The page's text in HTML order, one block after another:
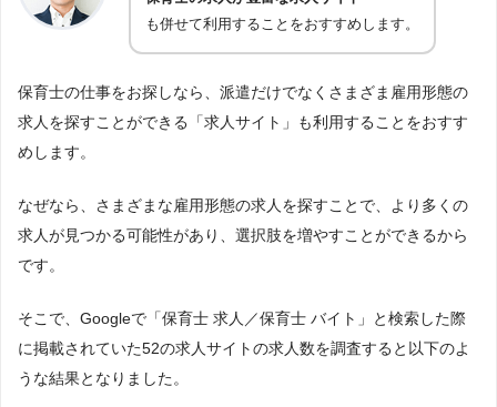
も併せて利用することをおすすめします。
保育士の仕事をお探しなら、派遣だけでなくさまざま雇用形態の
求人を探すことができる「求人サイト」も利用することをおすす
めします。
なぜなら、さまざまな雇用形態の求人を探すことで、より多くの
求人が見つかる可能性があり、選択肢を増やすことができるから
です。
そこで、Googleで「保育士 求人／保育士 バイト」と検索した際
に掲載されていた52の求人サイトの求人数を調査すると以下のよ
うな結果となりました。